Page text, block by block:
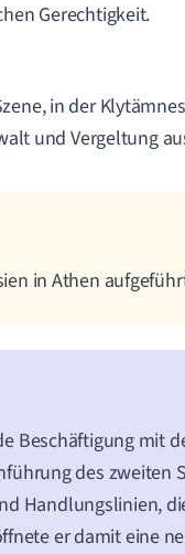
Gerechtigkeit.
in der
und Vergeltung
in Athen
Beschäftigung mit
des zweiten
Handlungslinien,
er damit eine